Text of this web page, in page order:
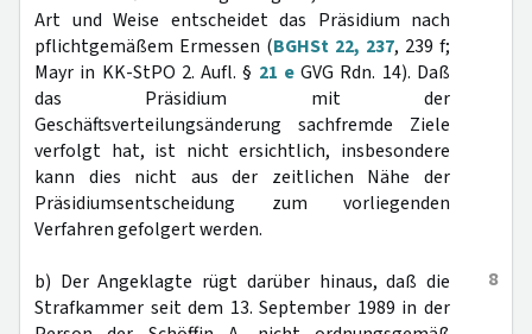
Art und Weise entscheidet das Präsidium nach
pflichtgemäßem Ermessen (BGHSt 22, 237, 239 f;
Mayr in KK-StPO 2. Aufl. § 21 eGVG Rdn. 14). Daß
das Präsidium mit der
Geschäftsverteilungsänderung sachfremde Ziele
verfolgt hat, ist nicht ersichtlich, insbesondere
kann dies nicht aus der zeitlichen Nähe der
Präsidiumsentscheidung zum vorliegenden
Verfahren gefolgert werden.
8
b) Der Angeklagte rügt darüber hinaus, daß die
Strafkammer seit dem 13. September 1989 in der